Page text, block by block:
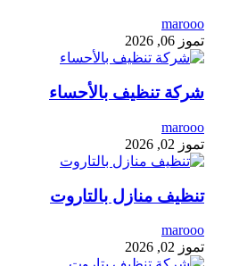
marooo
تموز 06, 2026
شركة تنظيف بالأحساء
marooo
تموز 02, 2026
تنظيف منازل بالتاروت
marooo
تموز 02, 2026